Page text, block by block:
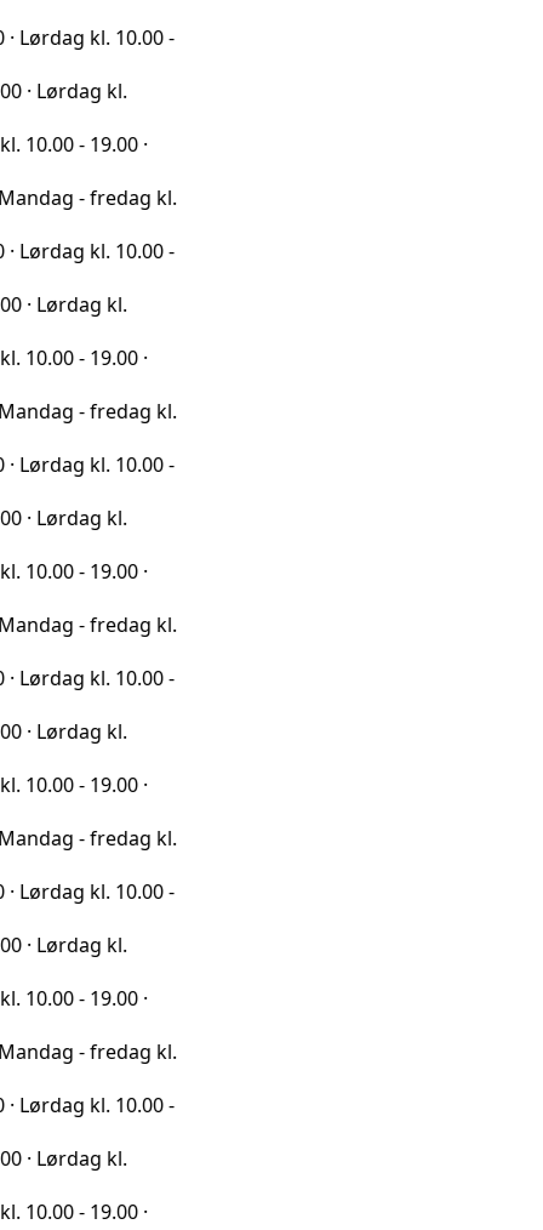
kl. 10.00 -
kl.
19.00 ·
- fredag kl.
kl. 10.00 -
kl.
19.00 ·
- fredag kl.
kl. 10.00 -
kl.
19.00 ·
- fredag kl.
kl. 10.00 -
kl.
19.00 ·
- fredag kl.
kl. 10.00 -
kl.
19.00 ·
- fredag kl.
kl. 10.00 -
kl.
19.00 ·